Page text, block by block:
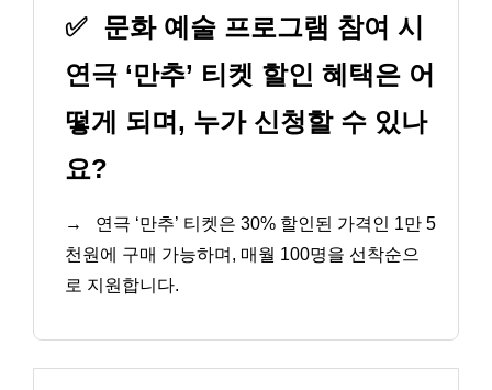
✅ 문화 예술 프로그램 참여 시
연극 ‘만추’ 티켓 할인 혜택은 어
떻게 되며, 누가 신청할 수 있나
요?
→
연극 ‘만추’ 티켓은 30% 할인된 가격인 1만 5
천원에 구매 가능하며, 매월 100명을 선착순으
로 지원합니다.